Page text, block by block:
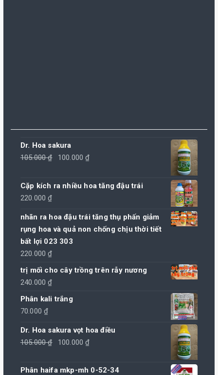
Dr. Hoa sakura
105.000₫
Giá
100.000₫
tại
Cặp kích ra nhiều hoa tăng đậu trái
220.000₫
nhãn ra hoa đậu trái tăng thụ phấn giảm
rụng hoa và quả non chống chịu thời tiết
bất lợi 023 303
220.000₫
trị mối cho cây trồng trên rẫy nương
240.000₫
Phân kali trắng
70.000₫
Dr. Hoa sakura vọt hoa điều
105.000₫
Giá
100.000₫
tại
Phân haifa mkp-mh 0-52-34